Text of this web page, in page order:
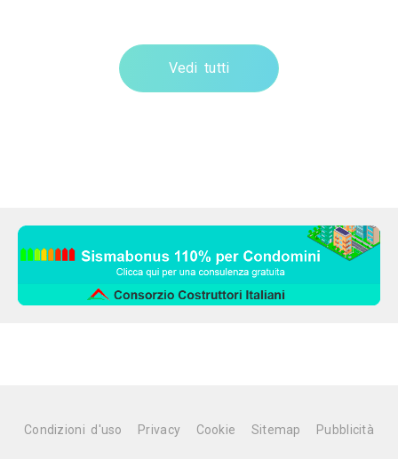
Vedi tutti
Condizioni d'uso Privacy Cookie Sitemap Pubblicità